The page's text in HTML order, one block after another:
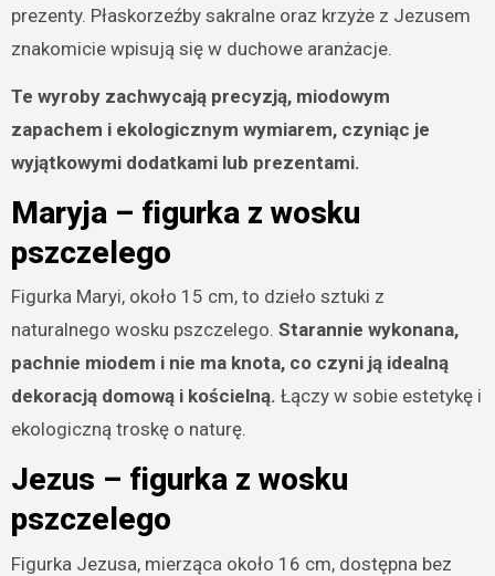
prezenty. Płaskorzeźby sakralne oraz krzyże z Jezusem
znakomicie wpisują się w duchowe aranżacje.
Te wyroby zachwycają precyzją, miodowym
zapachem i ekologicznym wymiarem, czyniąc je
wyjątkowymi dodatkami lub prezentami.
Maryja – figurka z wosku
pszczelego
Figurka Maryi, około 15 cm, to dzieło sztuki z
naturalnego wosku pszczelego. Starannie wykonana,
pachnie miodem i nie ma knota, co czyni ją idealną
dekoracją domową i kościelną. Łączy w sobie estetykę i
ekologiczną troskę o naturę.
Jezus – figurka z wosku
pszczelego
Figurka Jezusa, mierząca około 16 cm, dostępna bez